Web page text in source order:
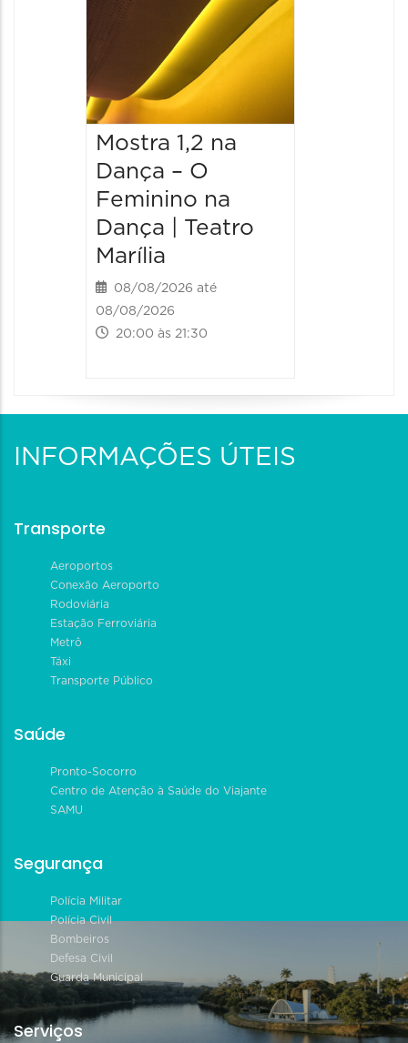
Mostra 1,2 na
Dança – O
Feminino na
Dança | Teatro
Marília
08/08/2026 até
08/08/2026
20:00 às 21:30
INFORMAÇÕES ÚTEIS
Transporte
Aeroportos
Conexão Aeroporto
Rodoviária
Estação Ferroviária
Metrô
Táxi
Transporte Público
Saúde
Pronto-Socorro
Centro de Atenção à Saúde do Viajante
SAMU
Segurança
Polícia Militar
Polícia Civil
Bombeiros
Defesa Civil
Guarda Municipal
Serviços